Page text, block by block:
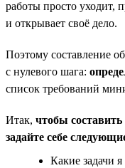
работы просто уходит,
и открывает своё дело.
Поэтому составление
с нулевого шага:
список требований
Итак, чтобы
задайте себе
Какие задачи